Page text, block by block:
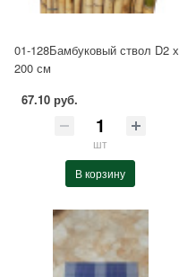
01-128Бамбуковый ствол D2 х
200 см
67.10 руб.
шт
В корзину